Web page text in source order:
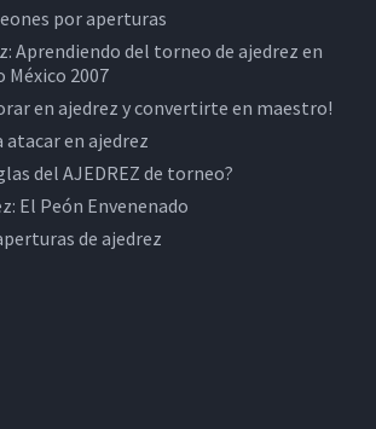
por aperturas
Aprendiendo del torneo de ajedrez en
México 2007
en ajedrez y convertirte en maestro!
en ajedrez
del AJEDREZ de torneo?
El Peón Envenenado
de ajedrez